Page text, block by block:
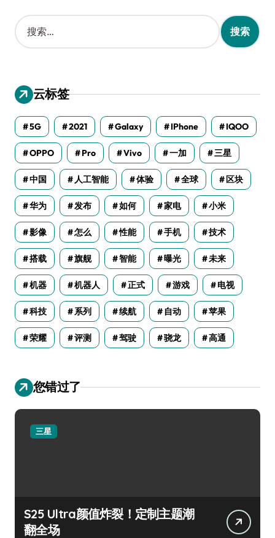
搜
索
：
云标签
5G 2021 Galaxy IPhone IQOO
OPPO Pro Vivo 一加 三星
中国 人工智能 体验 全球 区块
华为 发布 如何 家电 小米
影像 怎么 性能 手机 技术
搭载 旗舰 智能 曝光 未来
机器 机器人 正式 游戏 电视
科技 系列 续航 自动 苹果
荣耀 评测 驾驶 骁龙 高通
您错过了
三星
S25 Ultra颜值炸裂！定制主题潮
翻全场